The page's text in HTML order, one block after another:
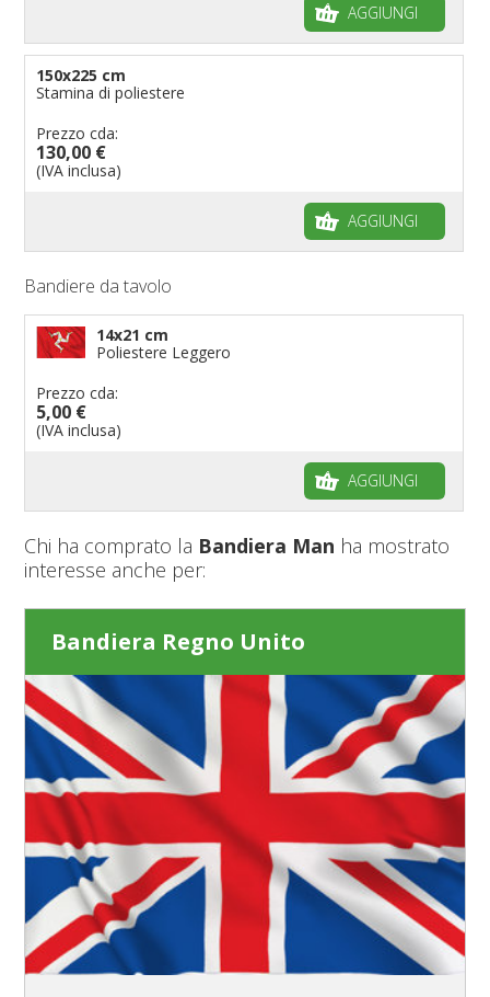
AGGIUNGI
150x225 cm
Stamina di poliestere
Prezzo cda:
130,00 €
(IVA inclusa)
AGGIUNGI
Bandiere da tavolo
14x21 cm
Poliestere Leggero
Prezzo cda:
5,00 €
(IVA inclusa)
AGGIUNGI
Chi ha comprato la Bandiera Man ha mostrato
interesse anche per:
Bandiera Regno Unito